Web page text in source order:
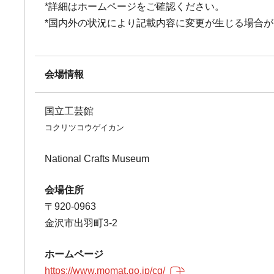
*詳細はホームページをご確認ください。
*国内外の状況により記載内容に変更が生じる場合が
会場情報
国立工芸館
コクリツコウゲイカン
National Crafts Museum
会場住所
〒920-0963
金沢市出羽町3-2
ホームページ
https://www.momat.go.jp/cg/